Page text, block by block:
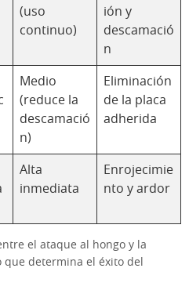
(uso
continuo)
ión y
descamació
n
Medio
(reduce la
descamació
n)
Eliminación
de la placa
adherida
Alta
inmediata
Enrojecimie
nto y ardor
el ataque al hongo y la
determina el éxito del